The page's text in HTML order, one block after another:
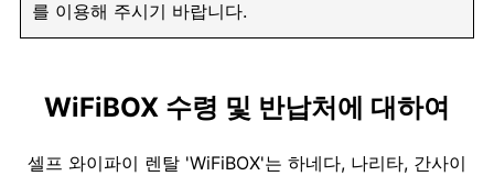
를 이용해 주시기 바랍니다.
WiFiBOX 수령 및 반납처에 대하여
셀프 와이파이 렌탈 'WiFiBOX'는 하네다, 나리타, 간사이